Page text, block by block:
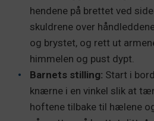
hendene på brettet ved
skuldrene over
og brystet, og rett ut
himmelen og pust dypt.
Barnets stilling: Start i
knærne i en vinkel slik at
hoftene tilbake til hælene